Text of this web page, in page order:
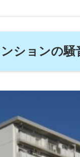
ションの騒